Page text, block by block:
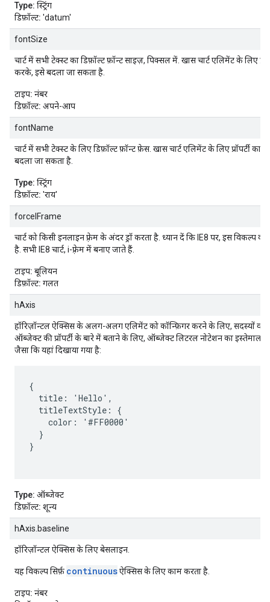
Type: स्ट्रिंग
डिफ़ॉल्ट: 'datum'
fontSize
चार्ट में सभी टेक्स्ट का डिफ़ॉल्ट फ़ॉन्ट साइज़, पिक्सल में. खास चार्ट एलिमेंट के लिए
करके, इसे बदला जा सकता है.
टाइप: नंबर
डिफ़ॉल्ट: अपने-आप
fontName
चार्ट में सभी टेक्स्ट के लिए डिफ़ॉल्ट फ़ॉन्ट फ़ेस. खास चार्ट एलिमेंट के लिए प्रॉपर्टी
बदला जा सकता है.
Type: स्ट्रिंग
डिफ़ॉल्ट: 'राय'
forceIFrame
चार्ट को किसी इनलाइन फ़्रेम के अंदर ड्रॉ करता है. ध्यान दें कि IE8 पर, इस विकल्प
है. सभी IE8 चार्ट, i-फ़्रेम में बनाए जाते हैं.
टाइप: बूलियन
डिफ़ॉल्ट: गलत
hAxis
हॉरिज़ॉन्टल ऐक्सिस के अलग-अलग एलिमेंट को कॉन्फ़िगर करने के लिए, सदस्यों
ऑब्जेक्ट की प्रॉपर्टी के बारे में बताने के लिए, ऑब्जेक्ट लिटरल नोटेशन का इस्तेमाल
जैसा कि यहां दिखाया गया है:
{
  title: 'Hello',
  titleTextStyle: {
    color: '#FF0000'
  }
}
Type: ऑब्जेक्ट
डिफ़ॉल्ट: शून्य
hAxis.baseline
हॉरिज़ॉन्टल ऐक्सिस के लिए बेसलाइन.
यह विकल्प सिर्फ़ continuousऐक्सिस के लिए काम करता है.
टाइप: नंबर